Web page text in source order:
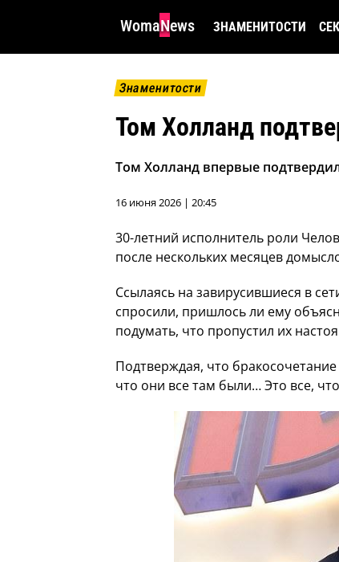
WomaNews ЗНАМЕНИТОСТИ
Знаменитости
Том Холланд
Том Холланд впервые
16 июня 2026 | 20:45
30-летний исполнитель роли
после нескольких месяцев
Ссылаясь на завирусившиеся в
спросили, пришлось ли ему
подумать, что пропустил их
Подтверждая, что
что они все там были… Это все,